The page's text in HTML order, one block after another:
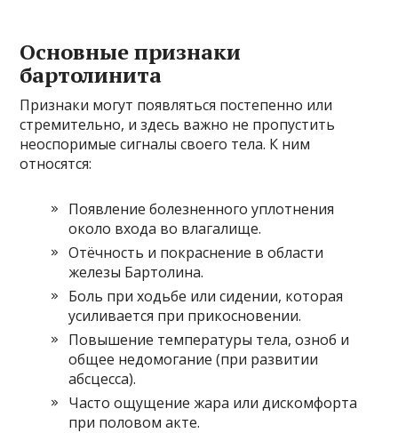
Основные признаки
бартолинита
Признаки могут появляться постепенно или
стремительно, и здесь важно не пропустить
неоспоримые сигналы своего тела. К ним
относятся:
Появление болезненного уплотнения
около входа во влагалище.
Отёчность и покраснение в области
железы Бартолина.
Боль при ходьбе или сидении, которая
усиливается при прикосновении.
Повышение температуры тела, озноб и
общее недомогание (при развитии
абсцесса).
Часто ощущение жара или дискомфорта
при половом акте.